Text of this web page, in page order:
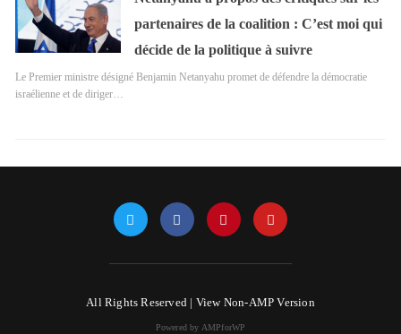
partenaires de la coalition : C’est moi qui
décide de la politique à suivre
Le Premier ministre désigné Benjamin Netanyahu promet de défendre la démocratie
israélienne et de diriger…
All Rights Reserved | View Non-AMP Version
Powered by AMPforWP